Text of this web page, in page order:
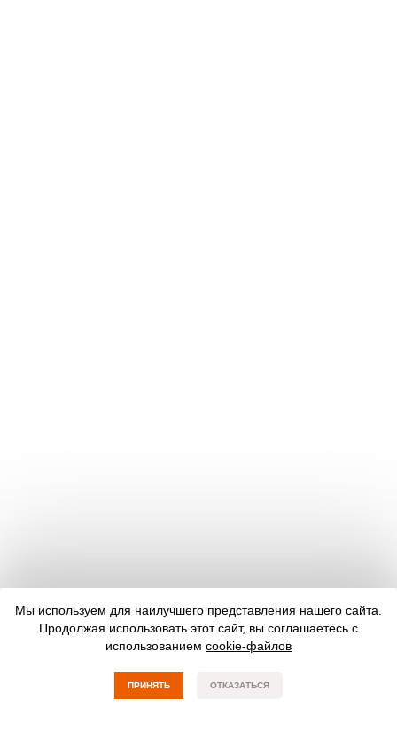
Мы используем для наилучшего представления нашего сайта.
Продолжая использовать этот сайт, вы соглашаетесь с
использованием cookie-файлов
ПРИНЯТЬ ОТКАЗАТЬСЯ